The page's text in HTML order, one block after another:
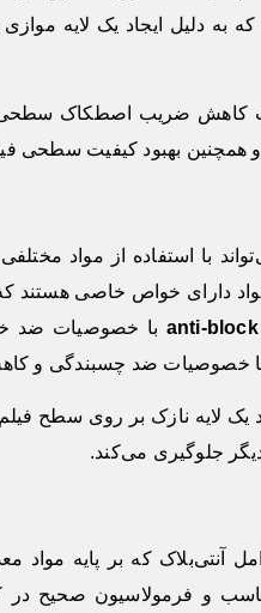
دلیل ایجاد یک لایه موازی
کاهش ضریب اصطکاک سطحی
و همچنین بهبود کیفیت سطحی
با استفاده از مواد
دارای خواص خاصی هستند که
anti-block با خصوصیات ضد
با خصوصیات ضد چسبندگی و
یک لایه نازک بر روی سطح
جلوگیری می‌کند.
آنتی‌بلاک که بر پایه
و فرمولاسیون صحیح در